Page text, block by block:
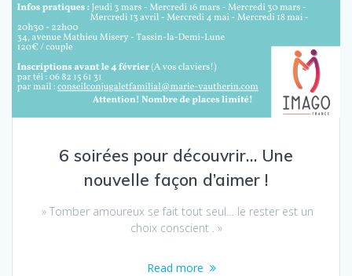
6 soirées pour découvrir… Une
nouvelle façon d’aimer !
» Tomber amoureux se fait tout seul… le rester est un
choix conscient . »
Read more